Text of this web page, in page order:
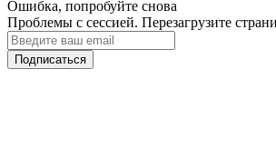
Ошибка, попробуйте снова
Проблемы с сессией. Перезагрузите
Подписаться